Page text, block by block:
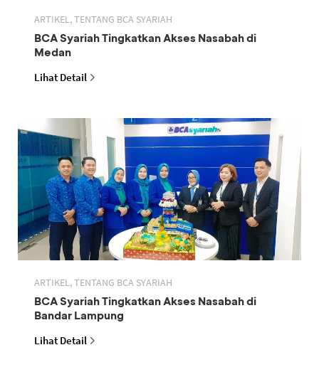
ARTIKEL, TENTANG BCA SYARIAH
BCA Syariah Tingkatkan Akses Nasabah di
Medan
Lihat Detail
ARTIKEL, TENTANG BCA SYARIAH
BCA Syariah Tingkatkan Akses Nasabah di
Bandar Lampung
Lihat Detail